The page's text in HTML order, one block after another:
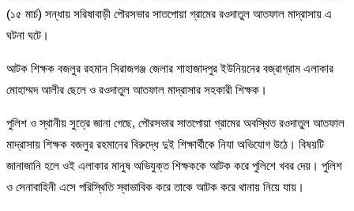
(১৫ মার্চ) সন্ধায় সরিষাবাড়ী পৌরসভার সাতপোয়া গ্রামের রওদাতুল আতফাল মাদ্রাসায় এ
ঘটনা ঘটে।
আটক শিক্ষক বজলুর রহমান সিরাজগঞ্জ জেলার শাহাজাদপুর ইউনিয়নের বজ্রাগ্রাম এলাকার
মোহাম্মদ আলীর ছেলে ও রওদাতুল আতফাল মাদ্রাসার সহকারী শিক্ষক।
পুলিশ ও স্থানীয় সুত্রে জানা গেছে, পৌরসভার সাতপোয়া গ্রামের অবস্থিত রওদাতুল আতফাল
মাদ্রাসায় শিক্ষক বজলুর রহমানের বিরুদ্ধে দুই শিক্ষার্থীকে নিযা অভিযোগ উঠে। বিষয়টি
জানাজানি হলে ওই এলাকার মানুষ অভিযুক্ত শিক্ষককে আটক করে পুলিশে খবর দেয়। পুলিশ
ও সেনাবাহিনী এসে পরিস্থিতি স্বাভাবিক করে তাকে আটক করে থানায় নিয়ে যায়।